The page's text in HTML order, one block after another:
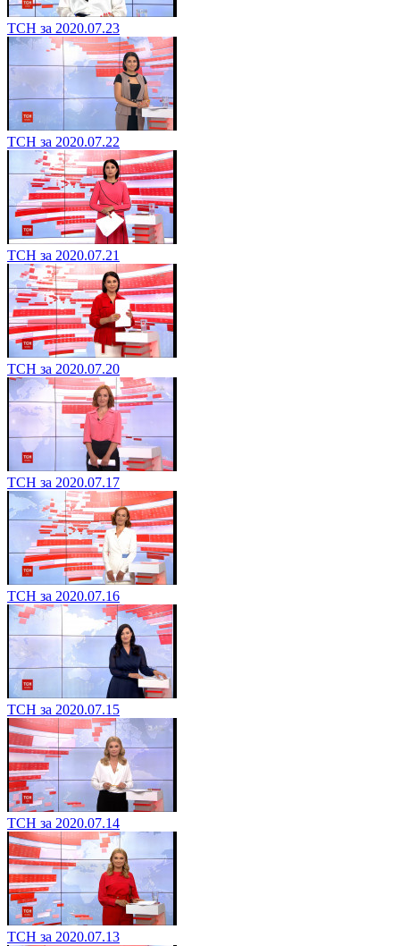
ТСН за 2020.07.23
ТСН за 2020.07.22
ТСН за 2020.07.21
ТСН за 2020.07.20
ТСН за 2020.07.17
ТСН за 2020.07.16
ТСН за 2020.07.15
ТСН за 2020.07.14
ТСН за 2020.07.13